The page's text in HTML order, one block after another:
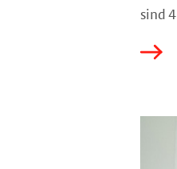
sind